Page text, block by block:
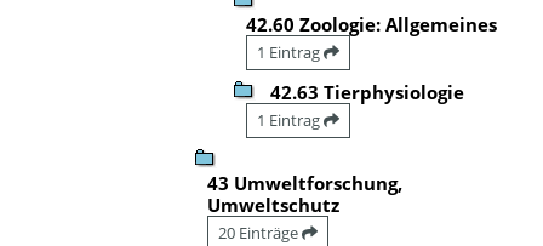
42.60 Zoologie: Allgemeines
1 Eintrag
42.63 Tierphysiologie
1 Eintrag
43 Umweltforschung,
Umweltschutz
20 Einträge